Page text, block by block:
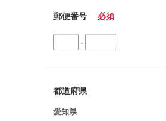
郵便番号 必須
-
都道府県
愛知県